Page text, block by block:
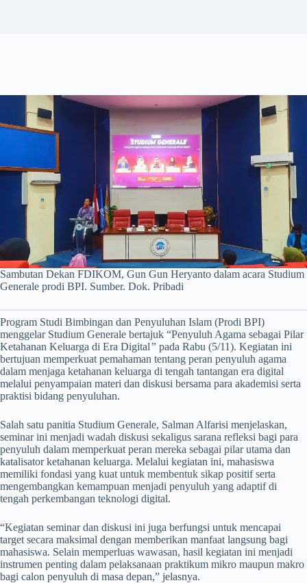
Sambutan Dekan FDIKOM, Gun Gun Heryanto dalam acara Studium
Generale prodi BPI. Sumber. Dok. Pribadi
Program Studi Bimbingan dan Penyuluhan Islam (Prodi BPI)
menggelar Studium Generale bertajuk “Penyuluh Agama sebagai Pilar
Ketahanan Keluarga di Era Digital” pada Rabu (5/11). Kegiatan ini
bertujuan memperkuat pemahaman tentang peran penyuluh agama
dalam menjaga ketahanan keluarga di tengah tantangan era digital
melalui penyampaian materi dan diskusi bersama para akademisi serta
praktisi bidang penyuluhan.
Salah satu panitia Studium Generale, Salman Alfarisi menjelaskan,
seminar ini menjadi wadah diskusi sekaligus sarana refleksi bagi para
penyuluh dalam memperkuat peran mereka sebagai pilar utama dan
katalisator ketahanan keluarga. Melalui kegiatan ini, mahasiswa
memiliki fondasi yang kuat untuk membentuk sikap positif serta
mengembangkan kemampuan menjadi penyuluh yang adaptif di
tengah perkembangan teknologi digital.
“Kegiatan seminar dan diskusi ini juga berfungsi untuk mencapai
target secara maksimal dengan memberikan manfaat langsung bagi
mahasiswa. Selain memperluas wawasan, hasil kegiatan ini menjadi
instrumen penting dalam pelaksanaan praktikum mikro maupun makro
bagi calon penyuluh di masa depan,” jelasnya.